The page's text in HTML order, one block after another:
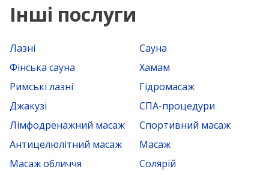
Інші послуги
Лазні
Сауна
Фінська сауна
Хамам
Римські лазні
Гідромасаж
Джакузі
СПА-процедури
Лімфодренажний масаж
Спортивний масаж
Антицелюлітний масаж
Масаж
Масаж обличчя
Солярій